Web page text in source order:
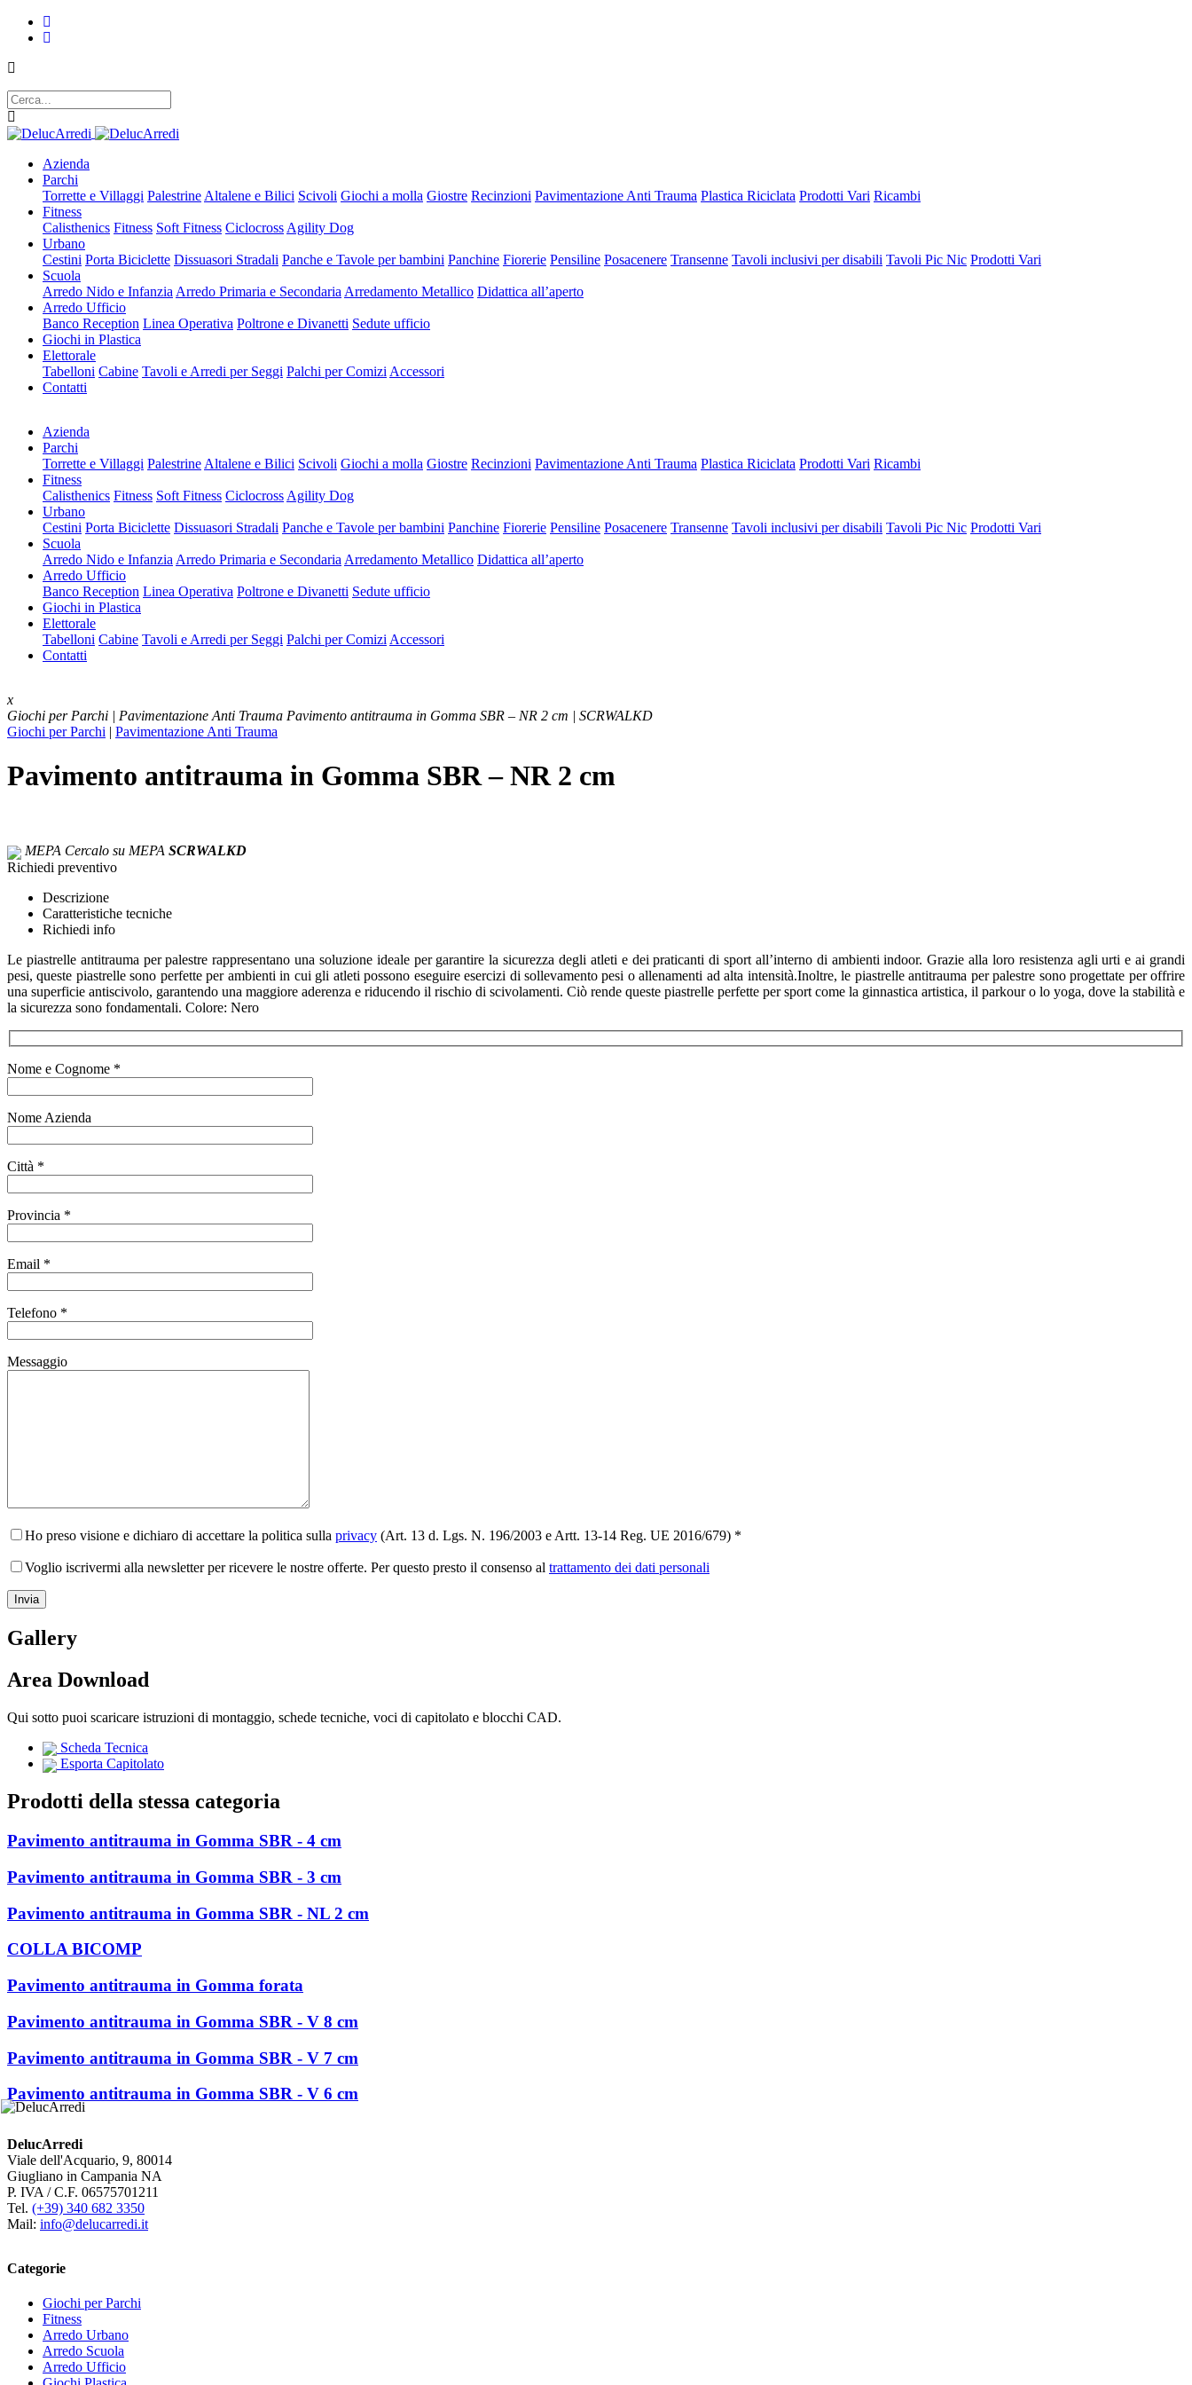
Azienda
Parchi
Torrette e Villaggi Palestrine Altalene e Bilici Scivoli Giochi a molla Giostre Recinzioni Pavimentazione Anti Trauma Plastica Riciclata Prodotti Vari Ricambi
Fitness
Calisthenics Fitness Soft Fitness Ciclocross Agility Dog
Urbano
Cestini Porta Biciclette Dissuasori Stradali Panche e Tavole per bambini Panchine Fiorerie Pensiline Posacenere Transenne Tavoli inclusivi per disabili Tavoli Pic Nic Prodotti Vari
Scuola
Arredo Nido e Infanzia Arredo Primaria e Secondaria Arredamento Metallico Didattica all’aperto
Arredo Ufficio
Banco Reception Linea Operativa Poltrone e Divanetti Sedute ufficio
Giochi in Plastica
Elettorale
Tabelloni Cabine Tavoli e Arredi per Seggi Palchi per Comizi Accessori
Contatti
Azienda
Parchi
Torrette e Villaggi Palestrine Altalene e Bilici Scivoli Giochi a molla Giostre Recinzioni Pavimentazione Anti Trauma Plastica Riciclata Prodotti Vari Ricambi
Fitness
Calisthenics Fitness Soft Fitness Ciclocross Agility Dog
Urbano
Cestini Porta Biciclette Dissuasori Stradali Panche e Tavole per bambini Panchine Fiorerie Pensiline Posacenere Transenne Tavoli inclusivi per disabili Tavoli Pic Nic Prodotti Vari
Scuola
Arredo Nido e Infanzia Arredo Primaria e Secondaria Arredamento Metallico Didattica all’aperto
Arredo Ufficio
Banco Reception Linea Operativa Poltrone e Divanetti Sedute ufficio
Giochi in Plastica
Elettorale
Tabelloni Cabine Tavoli e Arredi per Seggi Palchi per Comizi Accessori
Contatti
x
Giochi per Parchi | Pavimentazione Anti Trauma Pavimento antitrauma in Gomma SBR – NR 2 cm | SCRWALKD
Giochi per Parchi | Pavimentazione Anti Trauma
Pavimento antitrauma in Gomma SBR – NR 2 cm
MEPA Cercalo su MEPA SCRWALKD
Richiedi preventivo
Descrizione
Caratteristiche tecniche
Richiedi info
Le piastrelle antitrauma per palestre rappresentano una soluzione ideale per garantire la sicurezza degli atleti e dei praticanti di sport all’interno di ambienti indoor. Grazie alla loro resistenza agli urti e ai grandi
pesi, queste piastrelle sono perfette per ambienti in cui gli atleti possono eseguire esercizi di sollevamento pesi o allenamenti ad alta intensità.Inoltre, le piastrelle antitrauma per palestre sono progettate per offrire
una superficie antiscivolo, garantendo una maggiore aderenza e riducendo il rischio di scivolamenti. Ciò rende queste piastrelle perfette per sport come la ginnastica artistica, il parkour o lo yoga, dove la stabilità e
la sicurezza sono fondamentali. Colore: Nero
Nome e Cognome *
Nome Azienda
Città *
Provincia *
Email *
Telefono *
Messaggio
Ho preso visione e dichiaro di accettare la politica sulla privacy (Art. 13 d. Lgs. N. 196/2003 e Artt. 13-14 Reg. UE 2016/679) *
Voglio iscrivermi alla newsletter per ricevere le nostre offerte. Per questo presto il consenso al trattamento dei dati personali
Gallery
Area Download
Qui sotto puoi scaricare istruzioni di montaggio, schede tecniche, voci di capitolato e blocchi CAD.
Scheda Tecnica
Esporta Capitolato
Prodotti della stessa categoria
Pavimento antitrauma in Gomma SBR - 4 cm
Pavimento antitrauma in Gomma SBR - 3 cm
Pavimento antitrauma in Gomma SBR - NL 2 cm
COLLA BICOMP
Pavimento antitrauma in Gomma forata
Pavimento antitrauma in Gomma SBR - V 8 cm
Pavimento antitrauma in Gomma SBR - V 7 cm
Pavimento antitrauma in Gomma SBR - V 6 cm
DelucArredi
Viale dell'Acquario, 9, 80014
Giugliano in Campania NA
P. IVA / C.F. 06575701211
Tel. (+39) 340 682 3350
Mail: info@delucarredi.it
Categorie
Giochi per Parchi
Fitness
Arredo Urbano
Arredo Scuola
Arredo Ufficio